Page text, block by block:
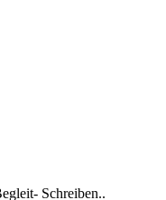
Schreiben..